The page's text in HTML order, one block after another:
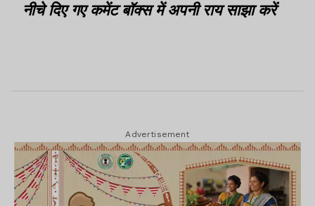
नीचे दिए गए कमेंट बॉक्स में अपनी राय साझा करें
Advertisement